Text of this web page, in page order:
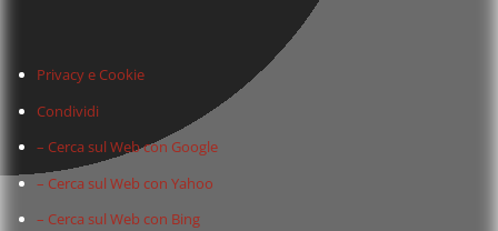
Privacy e Cookie
Condividi
– Cerca sul Web con Google
– Cerca sul Web con Yahoo
– Cerca sul Web con Bing